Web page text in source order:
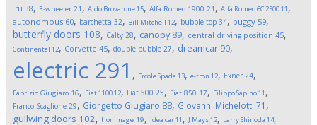
.ru 38, 3-wheeler 21 , Aldo Brovarone15, Alfa Romeo 1900 21 , Alfa Romeo 6C 250011 ,
autonomous 60, barchetta 32, Bill Mitchell 12, bubble top 34, buggy 59,
butterfly doors 108, Calty 28, canopy 89, central driving position 45,
Continental 12, Corvette 45, double bubble 27, dreamcar 90,
electric 291 , Ercole Spada 13, e-tron 12, Exner 24,
Fabrizio Giugiaro 16, Fiat 110012, Fiat 500 25, Fiat 850 17, Filippo Sapino11 ,
Franco Scaglione 29, Giorgetto Giugiaro 88, Giovanni Michelotti 71 ,
gullwing doors 102, hommage 19, idea car11 , J Mays12, Larry Shinoda 14,